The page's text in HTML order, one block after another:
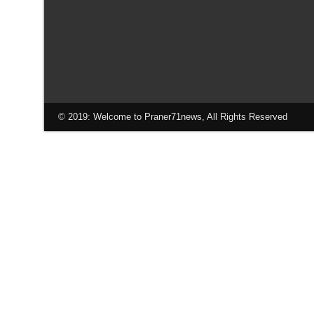
© 2019: Welcome to Praner71news, All Rights Reserved